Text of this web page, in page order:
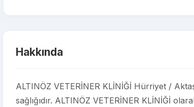
Hakkında
ALTINÖZ VETERİNER KLİNİĞİ Hürriyet /
sağlığıdır. ALTINÖZ VETERİNER KLİNİĞİ